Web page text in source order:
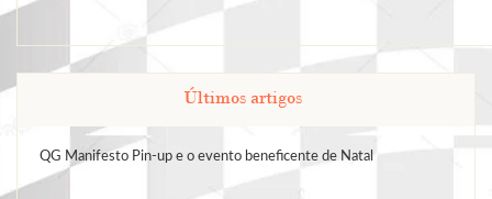
Últimos artigos
QG Manifesto Pin-up e o evento beneficente de Natal